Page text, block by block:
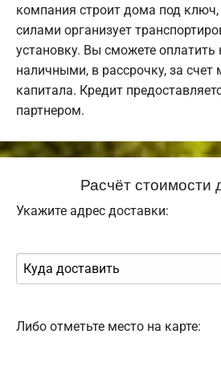
компания строит дома под
силами организует
установку. Вы сможете оплатить
наличными, в рассрочку, за счет
капитала. Кредит
партнером.
Расчёт стоимости
Укажите адрес доставки:
Либо отметьте место на карте: